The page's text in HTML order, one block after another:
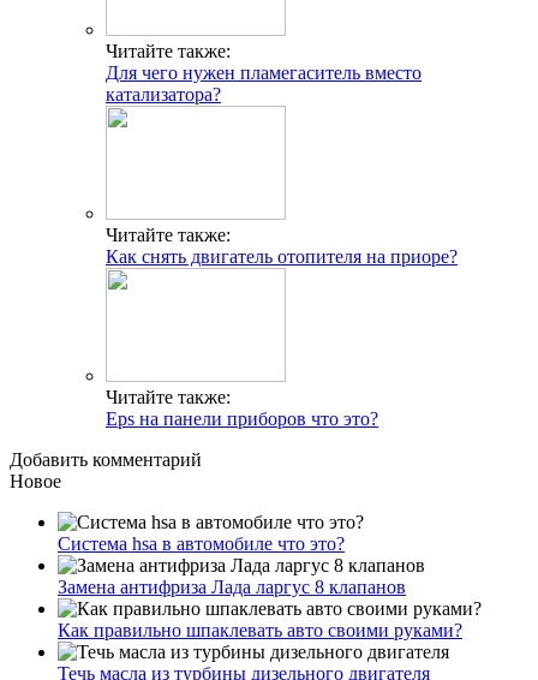
Читайте также:
Для чего нужен пламегаситель вместо
катализатора?
Читайте также:
Как снять двигатель отопителя на приоре?
Читайте также:
Eps на панели приборов что это?
Добавить комментарий
Новое
Система hsa в автомобиле что это?
Замена антифриза Лада ларгус 8 клапанов
Как правильно шпаклевать авто своими руками?
Течь масла из турбины дизельного двигателя